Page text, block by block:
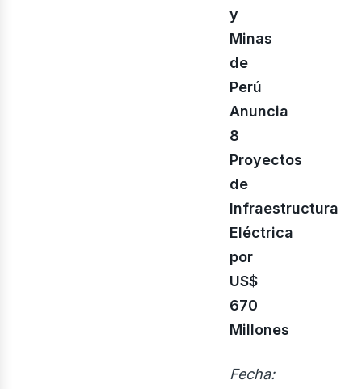
y
Minas
de
Perú
Anuncia
8
Proyectos
de
Infraestructura
Eléctrica
por
US$
670
Millones
Fecha: